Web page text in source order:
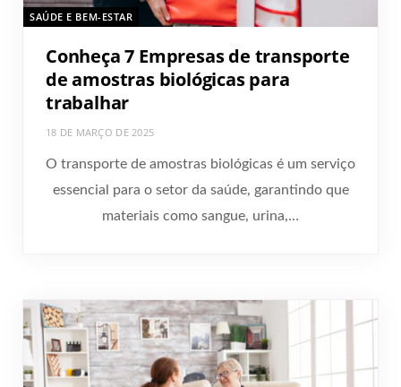
SAÚDE E BEM-ESTAR
Conheça 7 Empresas de transporte
de amostras biológicas para
trabalhar
18 DE MARÇO DE 2025
O transporte de amostras biológicas é um serviço
essencial para o setor da saúde, garantindo que
materiais como sangue, urina,…